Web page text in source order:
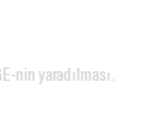
nin yaradılması.